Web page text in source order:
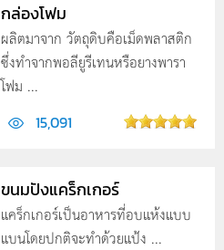
กล่องโฟม
ผลิตมาจาก วัตถุดิบคือเม็ดพลาสติก
ซึ่งทำจากพอลียูรีเทนหรือยางพารา
โฟม ...
15,091
ขนมปังแคร็กเกอร์
แคร็กเกอร์เป็นอาหารที่อบแห้งแบบ
แบนโดยปกติจะทำด้วยแป้ง ...